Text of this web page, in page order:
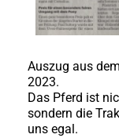
Auszug aus
2023.
Das Pferd ist
sondern die
uns egal.